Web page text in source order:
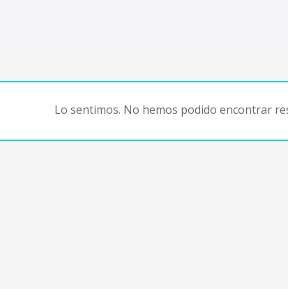
Lo sentimos. No hemos podido encontrar